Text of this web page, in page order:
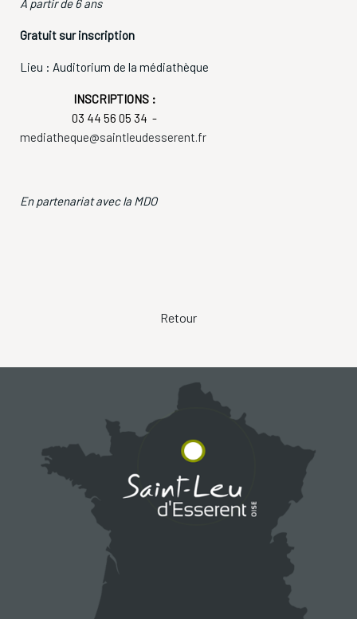
A partir de 6 ans
Gratuit sur inscription
Lieu : Auditorium de la médiathèque
INSCRIPTIONS :
03 44 56 05 34 -
mediatheque@saintleudesserent.fr
En partenariat avec la MDO
Retour